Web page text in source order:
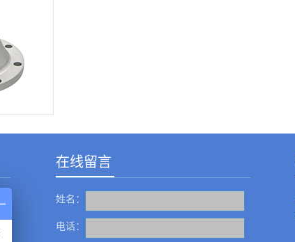
在线留言
姓名：
电话：